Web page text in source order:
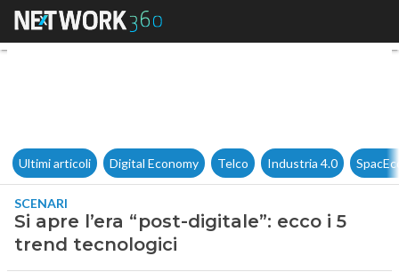
Si apre l’era “post-digitale”:
Ultimi articoli Digital Economy Telco Industria 4.0
SCENARI
Si apre l’era “post-digitale”: ecco i 5
trend tecnologici